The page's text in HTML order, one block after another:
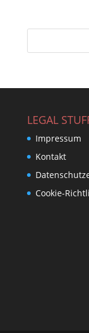
LEGAL
Impressum
Kontakt
Cookie-